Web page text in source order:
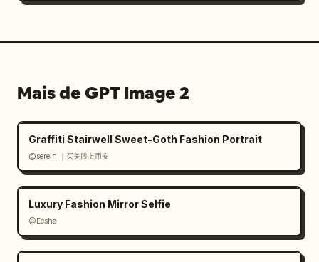
Mais de GPT Image 2
Graffiti Stairwell Sweet-Goth Fashion Portrait
@serein ｜买美股上币安
Luxury Fashion Mirror Selfie
@Eesha